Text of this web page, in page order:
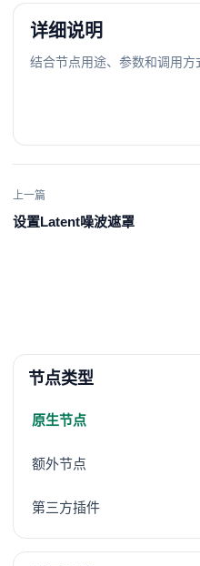
详细说明
结合节点用途、参数和调用方
上一篇
设置Latent噪波遮罩
节点类型
原生节点
额外节点
第三方插件